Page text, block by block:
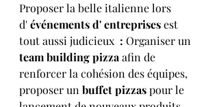
Proposer la belle italienne lors
d' événements d' entreprises est
tout aussi judicieux : Organiser un
team building pizza afin de
renforcer la cohésion des équipes,
proposer un buffet pizzas pour le